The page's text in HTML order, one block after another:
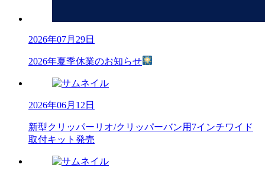
2026年07月29日
2026年夏季休業のお知らせ
2026年06月12日
新型クリッパーリオ/クリッパーバン用7インチワイド
取付キット発売